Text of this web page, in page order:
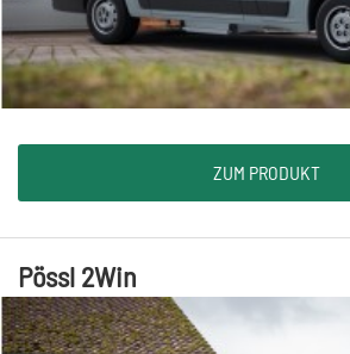
ZUM PRODUKT
Pössl 2Win